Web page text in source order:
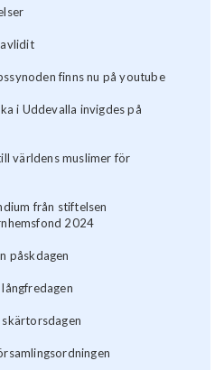
finns nu på youtube
i Uddevalla invigdes på
världens muslimer för
från stiftelsen
2024
påskdagen